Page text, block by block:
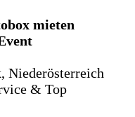
mieten
Niederösterreich
& Top